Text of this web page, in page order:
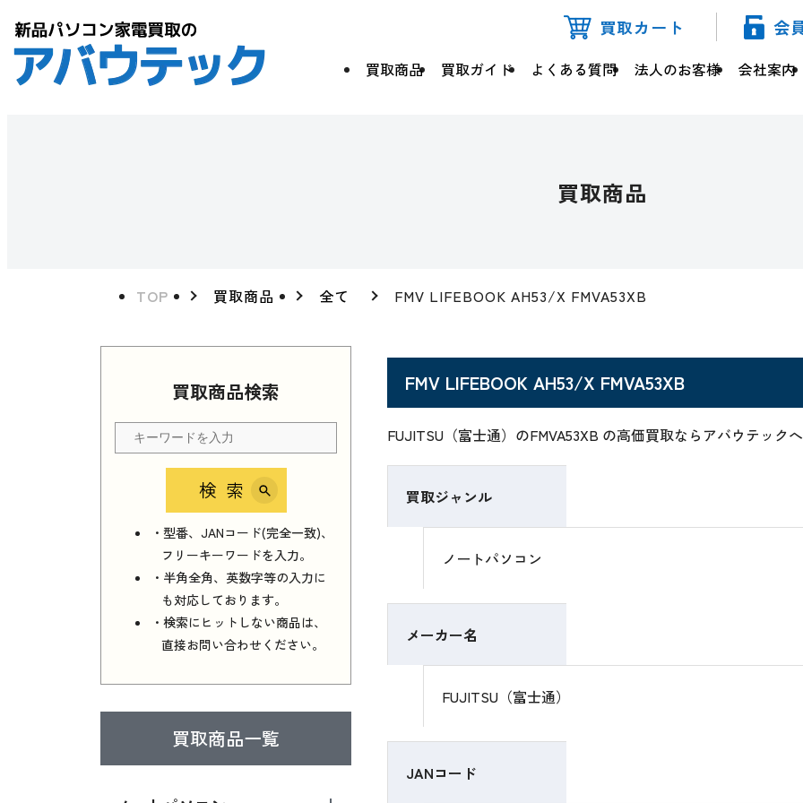
買取カート 会
買取商品 買取ガイド よくある質問 法人のお客様 会社案内
買取商品
TOP 買取商品 全て FMV LIFEBOOK AH53/X FMVA53XB
買取商品検索
検索
・型番、JANコード(完全一致)、
フリーキーワードを入力。
・半角全角、英数字等の入力に
も対応しております。
・検索にヒットしない商品は、
直接お問い合わせください。
買取商品一覧
FMV LIFEBOOK AH53/X FMVA53XB
FUJITSU（富士通）のFMVA53XB の高価買取ならアバウテック
買取ジャンル
ノートパソコン
メーカー名
FUJITSU（富士通）
JANコード